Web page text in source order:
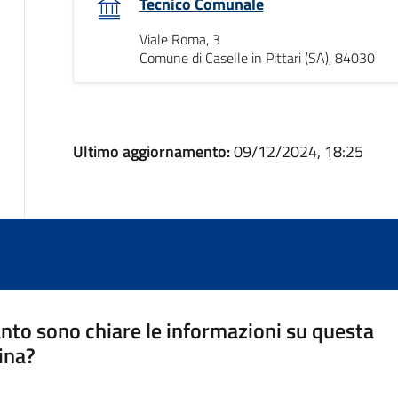
Viale Roma, 3
Comune di Caselle in Pittari (SA), 84030
Ultimo aggiornamento:09/12/2024, 18:25
sono chiare le informazioni su questa